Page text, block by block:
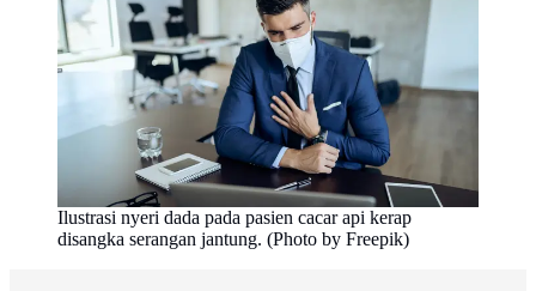
Ilustrasi nyeri dada pada pasien cacar api kerap
disangka serangan jantung. (Photo by Freepik)